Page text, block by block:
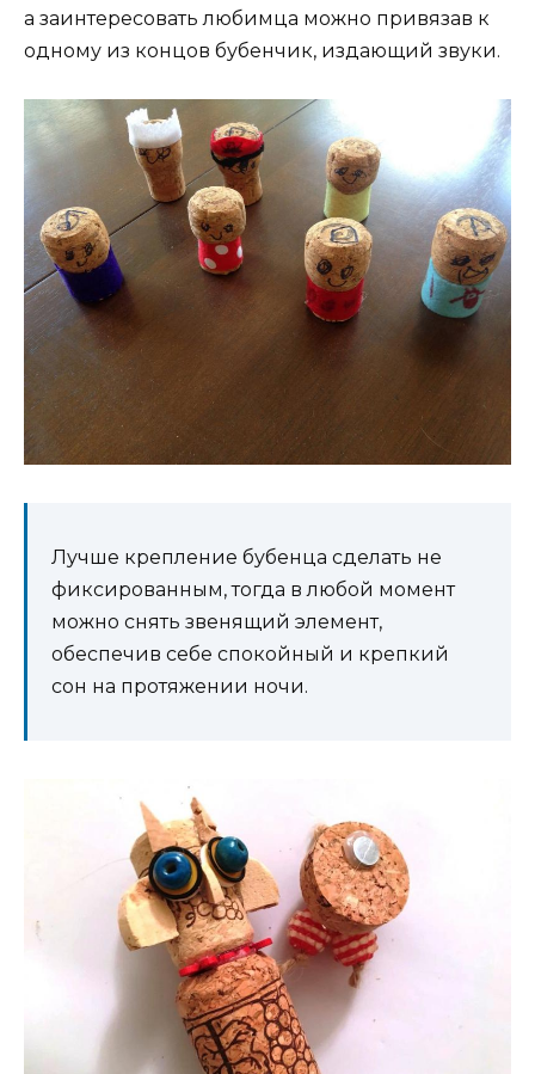
а заинтересовать любимца можно привязав к
одному из концов бубенчик, издающий звуки.
Лучше крепление бубенца сделать не
фиксированным, тогда в любой момент
можно снять звенящий элемент,
обеспечив себе спокойный и крепкий
сон на протяжении ночи.